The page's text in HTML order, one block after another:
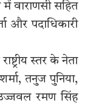
वाराणसी सहित
और पदाधिकारी
स्तर के नेता
तनुज पुनिया,
रमण सिंह